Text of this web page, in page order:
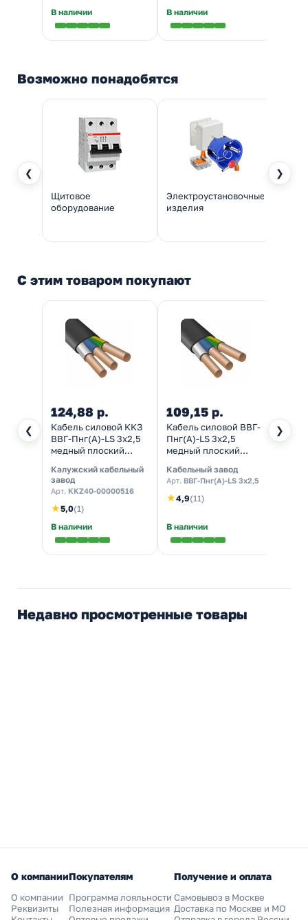
В наличии
В наличии
Возможно понадобятся
❮ ❯
Щитовое
оборудование
Электроустановочные
изделия
С этим товаром покупают
❮ ❯
124,88 р.
Кабель силовой ККЗ
ВВГ-Пнг(А)-LS 3х2,5
медный плоский
Калужский кабельный
завод
Арт. KKZ40-00000516
★5,0(1)
В наличии
109,15 р.
Кабель силовой ВВГ-
Пнг(А)-LS 3х2,5
медный плоский
Кабельный завод
Арт. ВВГ-Пнг(А)-LS 3х2,5
★4,9(11)
В наличии
ККЗ
Недавно просмотренные товары
О компании
О компании
Реквизиты
Покупателям
Программа лояльности
Полезная информация
Получение и оплата
Самовывоз в Москве
Доставка по Москве и МО